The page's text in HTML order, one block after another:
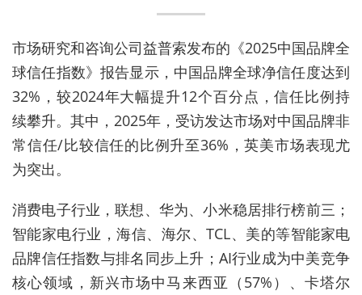
市场研究和咨询公司益普索发布的《2025中国品牌全
球信任指数》报告显示， 中国品牌全球净信任度达到
32% ，较2024年大幅提升12个百分点，信任比例持
续攀升。其中，2025年，受访发达市场对中国品牌非
常信任/比较信任的比例升至36%，英美市场表现尤
为突出。
消费电子行业，联想、华为、小米稳居排行榜前三；
智能家电行业，海信、海尔、TCL、美的等智能家电
品牌信任指数与排名同步上升； AI行业成为中美竞争
核心领域，新兴市场中马来西亚（ 57% ）、卡塔尔